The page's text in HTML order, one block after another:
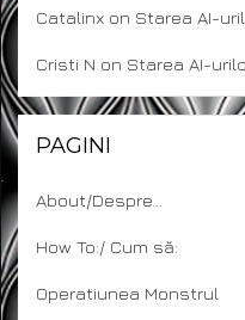
Catalinx on Starea AI-
Cristi N on Starea AI-
PAGINI
About/Despre…
How To:/ Cum să:
Operatiunea Monstrul